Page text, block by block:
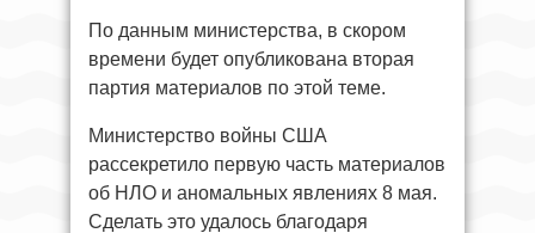
По данным министерства, в скором
времени будет опубликована вторая
партия материалов по этой теме.
Министерство войны США
рассекретило первую часть материалов
об НЛО и аномальных явлениях 8 мая.
Сделать это удалось благодаря